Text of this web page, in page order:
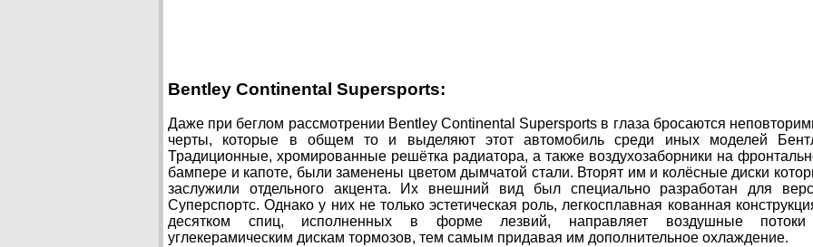
Bentley Continental Supersports:
Даже при беглом рассмотрении Bentley Continental Supersports в глаза бросаются
черты, которые в общем то и выделяют этот автомобиль среди иных моделей
Традиционные, хромированные решётка радиатора, а также воздухозаборники на
бампере и капоте, были заменены цветом дымчатой стали. Вторят им и колёсные диски
заслужили отдельного акцента. Их внешний вид был специально разработан для
Суперспортс. Однако у них не только эстетическая роль, легкосплавная кованная
десятком спиц, исполненных в форме лезвий, направляет воздушные
углекерамическим дискам тормозов, тем самым придавая им дополнительное охлаждение.